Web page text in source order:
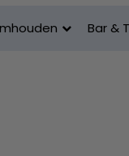
Bar &